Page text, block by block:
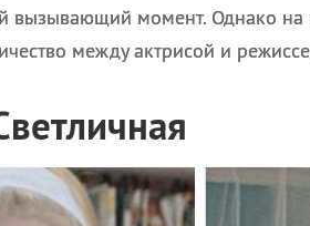
вызывающий момент. Однако
между актрисой и